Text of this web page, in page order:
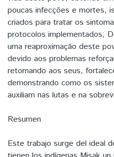
poucas infecções e mortes,
criados para tratar os
protocolos implementados;
uma reaproximação deste
devido aos problemas
retornando aos seus,
demonstrando como os
auxiliam nas lutas e na
Resumen
Este trabajo surge del ideal